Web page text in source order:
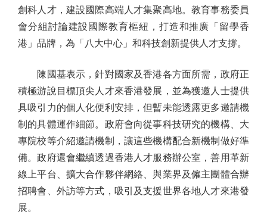
創科人才，建設國際高端人才集聚高地。教育事務委員
會分組討論建設國際教育樞紐，打造和推廣「留學香
港」品牌，為「八大中心」和科技創新提供人才支撐。
陳國基表示，針對國家及香港各方面所需，政府正
積極游說目標頂尖人才來香港發展，並為獲邀人士提供
具吸引力的個人化便利安排，但暫未能透露更多邀請機
制的具體運作細節。政府會向從事科技研究的機構、大
專院校等介紹邀請機制，讓這些機構配合新機制做好準
備。政府還會繼續透過香港人才服務辦公室，善用革新
線上平台、擴大合作夥伴網絡、與業界及僱主團體合辦
招聘會、外訪等方式，吸引及支援世界各地人才來港發
展。